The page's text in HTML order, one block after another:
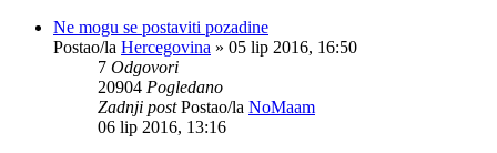
Ne mogu se postaviti pozadine
Postao/la Hercegovina » 05 lip 2016, 16:50
7 Odgovori
20904 Pogledano
Zadnji postPostao/la NoMaam
06 lip 2016, 13:16